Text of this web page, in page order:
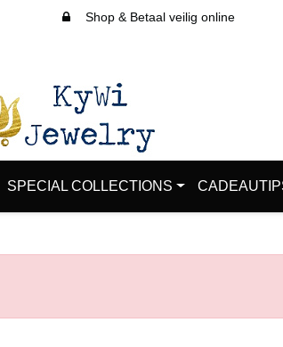
Shop & Betaal veilig online
SPECIAL COLLECTIONS